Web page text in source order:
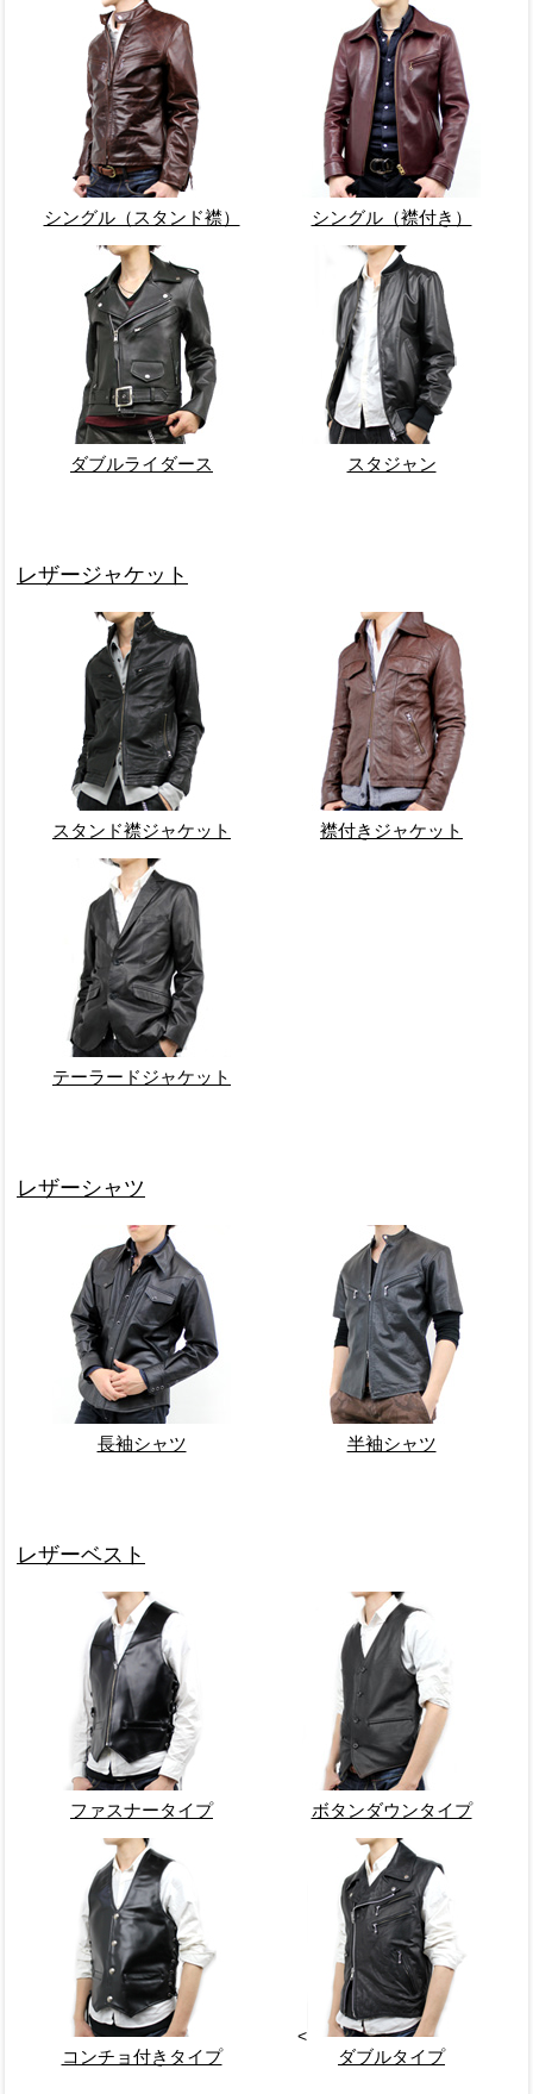
シングル（スタンド襟） シングル（襟付き）
ダブルライダース スタジャン
レザージャケット
スタンド襟ジャケット 襟付きジャケット
テーラードジャケット
レザーシャツ
長袖シャツ 半袖シャツ
レザーベスト
ファスナータイプ ボタンダウンタイプ
コンチョ付きタイプ
<
ダブルタイプ